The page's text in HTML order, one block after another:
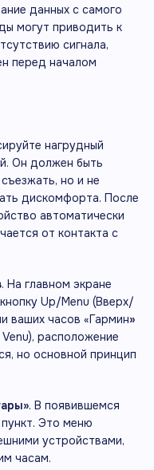
данных с самого
могут приводить к
сигнала,
перед началом
нагрудный
Он должен быть
но и не
дискомфорта. После
автоматически
от контакта с
. На главном экране
Up/Menu (Вверх/
ваших часов «Гармин»
расположение
но основной принцип
. В появившемся
Это меню
устройствами,
часам.